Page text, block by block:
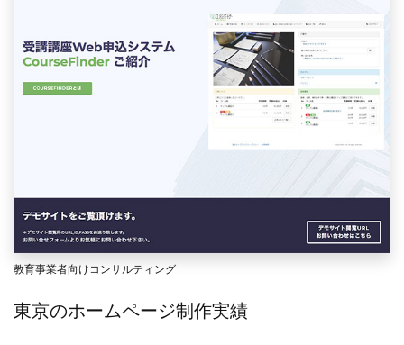
教育事業者向けコンサルティング
東京のホームページ制作実績